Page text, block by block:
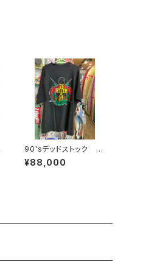
90'sデッドストック D
OGTOWN
¥88,000